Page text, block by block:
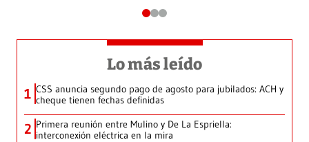
Lo más leído
1 CSS anuncia segundo pago de agosto para jubilados: ACH y
cheque tienen fechas definidas
2 Primera reunión entre Mulino y De La Espriella:
interconexión eléctrica en la mira